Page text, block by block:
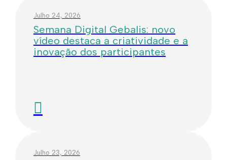
Julho 24, 2026
Semana Digital Gebalis: novo
vídeo destaca a criatividade e a
inovação dos participantes
Julho 23, 2026